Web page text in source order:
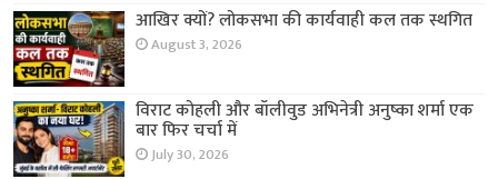
आखिर क्यों? लोकसभा की कार्यवाही कल तक स्थगित
August 3, 2026
विराट कोहली और बॉलीवुड अभिनेत्री अनुष्का शर्मा एक
बार फिर चर्चा में
July 30, 2026